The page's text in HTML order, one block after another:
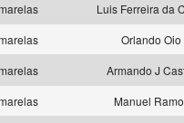
Luis Ferreira da
Orlando Oio
Armando J
Manuel